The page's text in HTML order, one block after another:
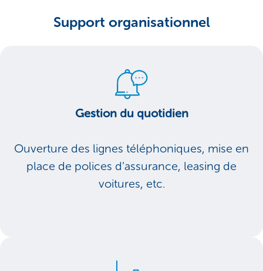
Support organisationnel
Gestion du quotidien
Ouverture des lignes téléphoniques, mise en
place de polices d’assurance, leasing de
voitures, etc.